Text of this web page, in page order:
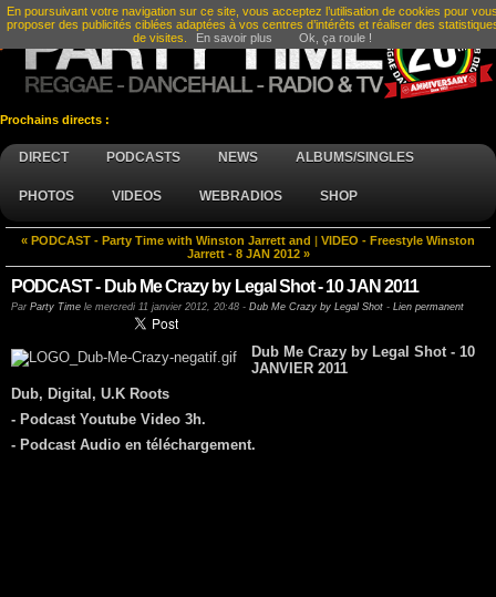
Prochains directs :
DIRECT PODCASTS NEWS ALBUMS/SINGLES
PHOTOS VIDEOS WEBRADIOS SHOP
« PODCAST - Party Time with Winston Jarrett and
VIDEO - Freestyle Winston
Jarrett - 8 JAN 2012 »
PODCAST - Dub Me Crazy by Legal Shot - 10 JAN 2011
Par Party Time le mercredi 11 janvier 2012, 20:48 - Dub Me Crazy by Legal Shot - Lien permanent
Dub Me Crazy by Legal Shot - 10
JANVIER 2011
Dub, Digital, U.K Roots
- Podcast Youtube Video 3h.
- Podcast Audio en téléchargement.
En poursuivant votre navigation sur ce site, vous acceptez l’utilisation de cookies pour
proposer des publicités ciblées adaptées à vos centres d’intérêts et réaliser des
de visites.
En savoir plus Ok, ça roule !